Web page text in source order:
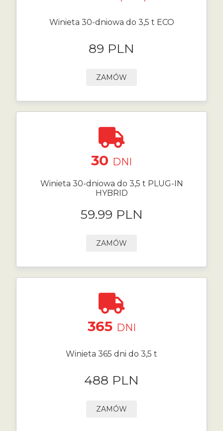
Winieta 30-dniowa do 3,5 t ECO
89 PLN
ZAMÓW
30 DNI
Winieta 30-dniowa do 3,5 t PLUG-IN
HYBRID
59.99 PLN
ZAMÓW
365 DNI
Winieta 365 dni do 3,5 t
488 PLN
ZAMÓW